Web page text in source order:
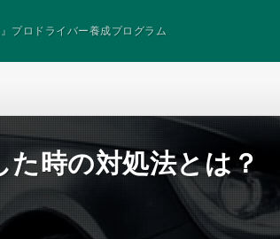
』プロドライバー養成プログラム
時の対処法とは？